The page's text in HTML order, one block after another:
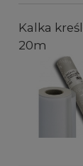
Kalka
20m